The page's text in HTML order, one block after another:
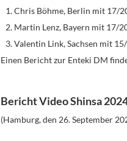
Chris Böhme, Berlin mit 17/
Martin Lenz, Bayern mit 17/
Valentin Link, Sachsen mit
Einen Bericht zur Enteki DM
Bericht Video Shinsa
(Hamburg, den 26. September